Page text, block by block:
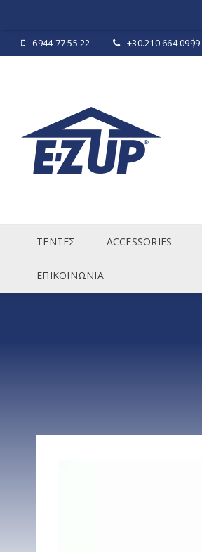
6944 77 55 22 +30.210 664 0999
ΤΕΝΤΕΣ ACCESSORIES
ΕΠΙΚΟΙΝΩΝΙΑ